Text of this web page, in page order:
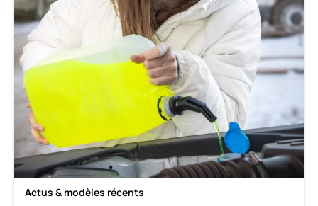
Actus & modèles récents